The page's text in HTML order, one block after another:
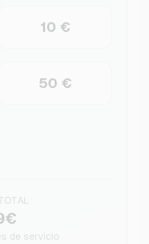
10 €
50 €
de servicio